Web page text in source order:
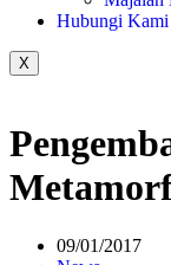
Hubungi Kami
X
09/01/2017